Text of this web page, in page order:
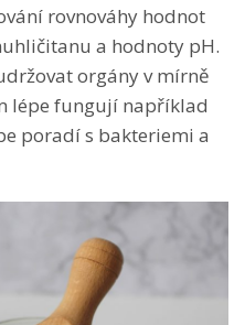
rovnováhy hodnot
a hodnoty pH.
orgány v mírně
lépe fungují například
poradí s bakteriemi a